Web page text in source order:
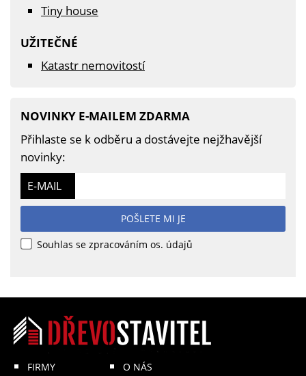
Tiny house
UŽITEČNÉ
Katastr nemovitostí
NOVINKY E-MAILEM ZDARMA
Přihlaste se k odběru a dostávejte nejžhavější
novinky:
E-MAIL
POŠLETE MI JE
Souhlas se zpracováním os. údajů
FIRMY O NÁS